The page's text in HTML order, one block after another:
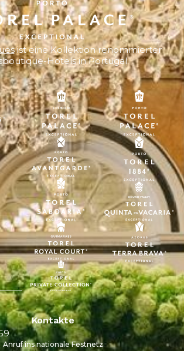
ist eine Kollektion renommierter
Hotels in Portugal.
Kontakte
Anruf ins nationale Festnetz